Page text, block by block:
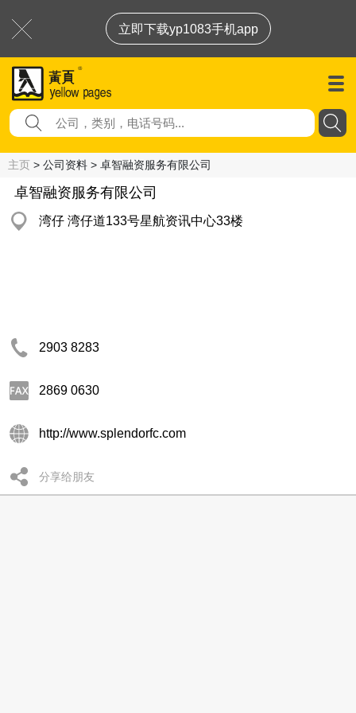
立即下载yp1083手机app
主页 > 公司资料 > 卓智融资服务有限公司
卓智融资服务有限公司
湾仔 湾仔道133号星航资讯中心33楼
2903 8283
2869 0630
http://www.splendorfc.com
分享给朋友